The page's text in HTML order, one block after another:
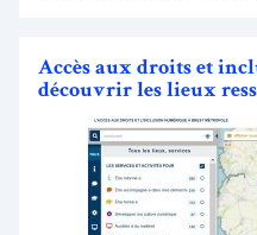
Accès aux droits et
découvrir les lieux